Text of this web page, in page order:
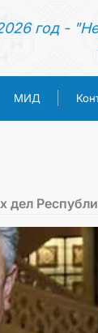
год -
МИД
КОНСУЛЬСКИЕ
МИД